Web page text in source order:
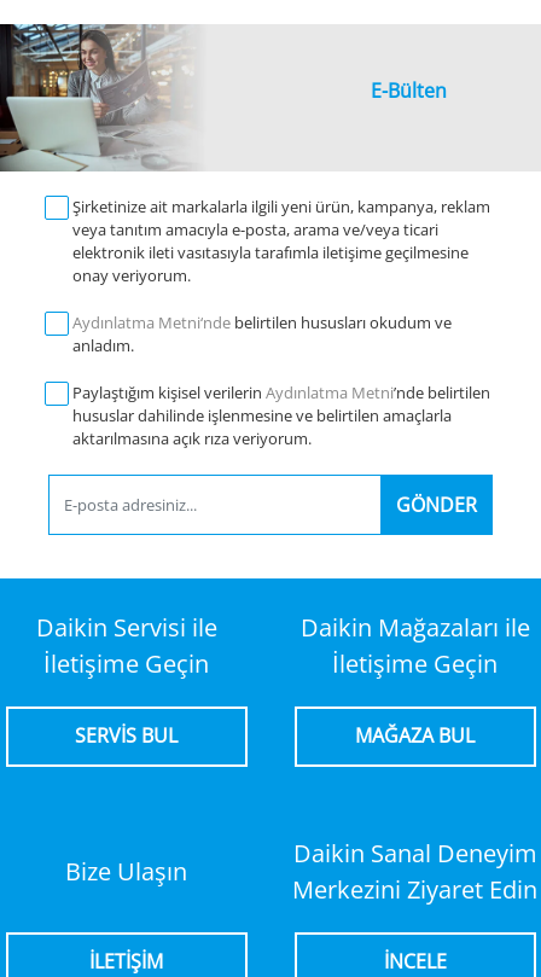
E-Bülten
Şirketinize ait markalarla ilgili yeni ürün, kampanya, reklam
veya tanıtım amacıyla e-posta, arama ve/veya ticari
elektronik ileti vasıtasıyla tarafımla iletişime geçilmesine
onay veriyorum.
Aydınlatma Metni‘nde belirtilen hususları okudum ve
anladım.
Paylaştığım kişisel verilerin Aydınlatma Metni’nde belirtilen
hususlar dahilinde işlenmesine ve belirtilen amaçlarla
aktarılmasına açık rıza veriyorum.
GÖNDER
Daikin Servisi ile
İletişime Geçin
SERVİS BUL
Daikin Mağazaları ile
İletişime Geçin
MAĞAZA BUL
Bize Ulaşın
İLETİŞİM
Daikin Sanal Deneyim
Merkezini Ziyaret Edin
İNCELE